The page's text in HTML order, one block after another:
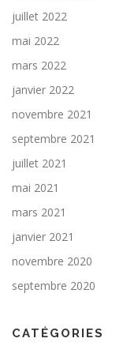
juillet 2022
mai 2022
mars 2022
janvier 2022
novembre 2021
septembre 2021
juillet 2021
mai 2021
mars 2021
janvier 2021
novembre 2020
septembre 2020
CATÉGORIES